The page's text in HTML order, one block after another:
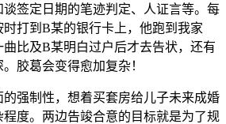
签定日期的笔迹判定、人证言等。每
打到B某的银行卡上，他跑到我家
比及B某明白过户后才去告状，还有
胶葛会变得愈加复杂！
制性，想着买套房给儿子未来成婚
度。两边告竣合意的目标就是为了规